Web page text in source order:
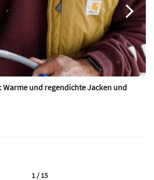
und regendichte Jacken und
1 / 15